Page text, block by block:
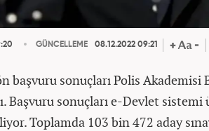
GÜNCELLEME 08.12.2022 09:21
başvuru sonuçları Polis Akademisi
Başvuru sonuçları e-Devlet
Toplamda 103 bin 472 aday